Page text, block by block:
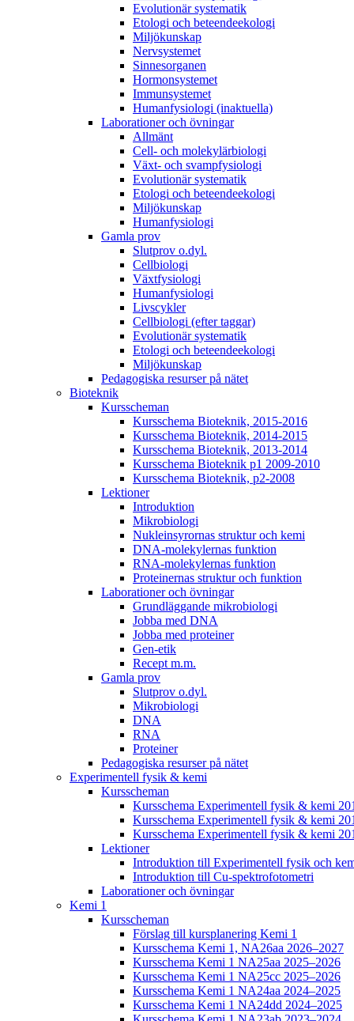
Evolutionär systematik
Etologi och beteendeekologi
Miljökunskap
Nervsystemet
Sinnesorganen
Hormonsystemet
Immunsystemet
Humanfysiologi (inaktuella)
Laborationer och övningar
Allmänt
Cell- och molekylärbiologi
Växt- och svampfysiologi
Evolutionär systematik
Etologi och beteendeekologi
Miljökunskap
Humanfysiologi
Gamla prov
Slutprov o.dyl.
Cellbiologi
Växtfysiologi
Humanfysiologi
Livscykler
Cellbiologi (efter taggar)
Evolutionär systematik
Etologi och beteendeekologi
Miljökunskap
Pedagogiska resurser på nätet
Bioteknik
Kursscheman
Kursschema Bioteknik, 2015-2016
Kursschema Bioteknik, 2014-2015
Kursschema Bioteknik, 2013-2014
Kursschema Bioteknik p1 2009-2010
Kursschema Bioteknik, p2-2008
Lektioner
Introduktion
Mikrobiologi
Nukleinsyrornas struktur och kemi
DNA-molekylernas funktion
RNA-molekylernas funktion
Proteinernas struktur och funktion
Laborationer och övningar
Grundläggande mikrobiologi
Jobba med DNA
Jobba med proteiner
Gen-etik
Recept m.m.
Gamla prov
Slutprov o.dyl.
Mikrobiologi
DNA
RNA
Proteiner
Pedagogiska resurser på nätet
Experimentell fysik & kemi
Kursscheman
Kursschema Experimentell fysik & kemi
Kursschema Experimentell fysik & kemi
Kursschema Experimentell fysik & kemi
Lektioner
Introduktion till Experimentell fysik och
Introduktion till Cu-spektrofotometri
Laborationer och övningar
Kemi 1
Kursscheman
Förslag till kursplanering Kemi 1
Kursschema Kemi 1, NA26aa 2026–2027
Kursschema Kemi 1 NA25aa 2025–2026
Kursschema Kemi 1 NA25cc 2025–2026
Kursschema Kemi 1 NA24aa 2024–2025
Kursschema Kemi 1 NA24dd 2024–2025